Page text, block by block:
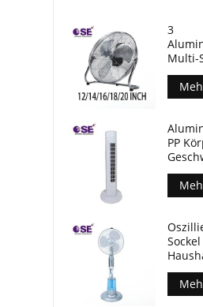
3
Multi-
18-
PP
ohne
16-